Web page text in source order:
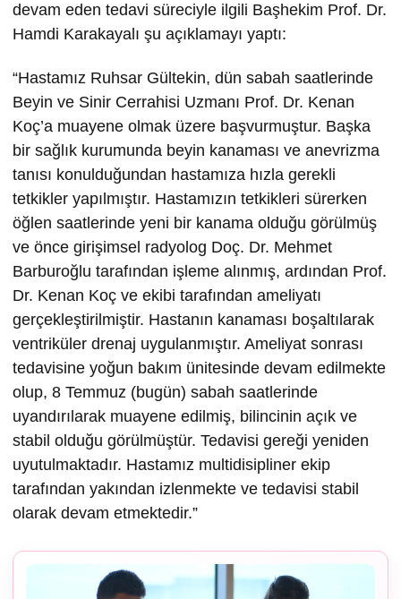
devam eden tedavi süreciyle ilgili Başhekim Prof. Dr.
Hamdi Karakayalı şu açıklamayı yaptı:
“Hastamız Ruhsar Gültekin, dün sabah saatlerinde
Beyin ve Sinir Cerrahisi Uzmanı Prof. Dr. Kenan
Koç’a muayene olmak üzere başvurmuştur. Başka
bir sağlık kurumunda beyin kanaması ve anevrizma
tanısı konulduğundan hastamıza hızla gerekli
tetkikler yapılmıştır. Hastamızın tetkikleri sürerken
öğlen saatlerinde yeni bir kanama olduğu görülmüş
ve önce girişimsel radyolog Doç. Dr. Mehmet
Barburoğlu tarafından işleme alınmış, ardından Prof.
Dr. Kenan Koç ve ekibi tarafından ameliyatı
gerçekleştirilmiştir. Hastanın kanaması boşaltılarak
ventriküler drenaj uygulanmıştır. Ameliyat sonrası
tedavisine yoğun bakım ünitesinde devam edilmekte
olup, 8 Temmuz (bugün) sabah saatlerinde
uyandırılarak muayene edilmiş, bilincinin açık ve
stabil olduğu görülmüştür. Tedavisi gereği yeniden
uyutulmaktadır. Hastamız multidisipliner ekip
tarafından yakından izlenmekte ve tedavisi stabil
olarak devam etmektedir.”